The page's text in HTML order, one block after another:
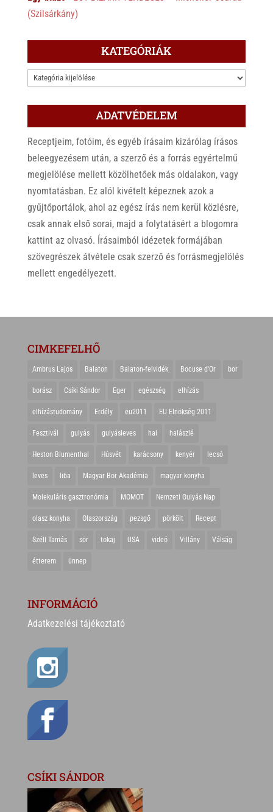
(Szilsárkány)
KATEGÓRIÁK
KATEGÓRIÁK
ADATVÉDELEM
Receptjeim, fotóim, és egyéb írásaim kizárólag írásos
beleegyezésem után, a szerző és a forrás egyértelmű
megjelölése mellett közölhetőek más oldalakon, vagy
nyomtatásban. Ez alól kivételt képeznek azok a
gyűjtőportálok, ahol az egész írás nem kerül közlésre,
csak annak első sorai, majd a folytatásért a blogomra
kattint az olvasó. Írásaimból idézetek formájában
szövegrészek átvétele csak szerző és forrásmegjelölés
mellett engedélyezett.
CIMKEFELHŐ
Ambrus Lajos Balaton Balaton-felvidék Bocuse d'Or bor
borász Csíki Sándor Eger egészség elhízás
elhízástudomány Erdély eu2011 EU Elnökség 2011
Fesztivál gulyás gulyásleves hal halászlé
Heston Blumenthal Húsvét karácsony kenyér lecsó
leves liba Magyar Bor Akadémia magyar konyha
Molekuláris gasztronómia MOMOT Nemzeti Gulyás Nap
olasz konyha Olaszország pezsgő pörkölt Recept
Széll Tamás sör tokaj USA videó Villány Válság
étterem ünnep
INFORMÁCIÓ
Adatkezelési tájékoztató
CSÍKI SÁNDOR